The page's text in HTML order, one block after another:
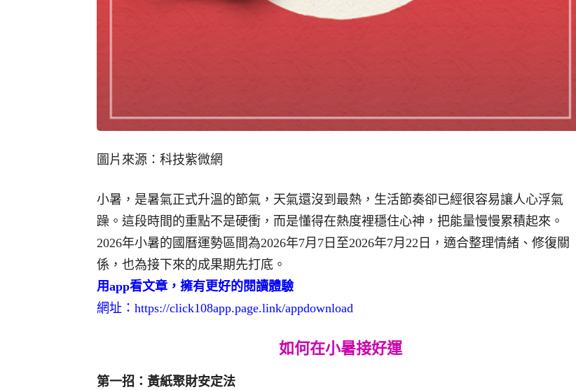
圖片來源：科技紫微網
小暑，是暑氣正式升溫的節氣，天氣還沒到最熱，生活節奏卻已經很容易讓人心浮氣
躁。這段時間的重點不是硬衝，而是懂得在熱度裡穩住心神，把能量慢慢累積起來。
2026年小暑的國曆運勢區間為2026年7月7日至2026年7月22日，適合整理情緒、修復關
係，也為接下來的成果期先打底。
用app看文章，擁有更好的閱讀體驗
網址： https://click108app.page.link/appdownload
如何在小暑接好運
第一招：黃紙聚財安定法